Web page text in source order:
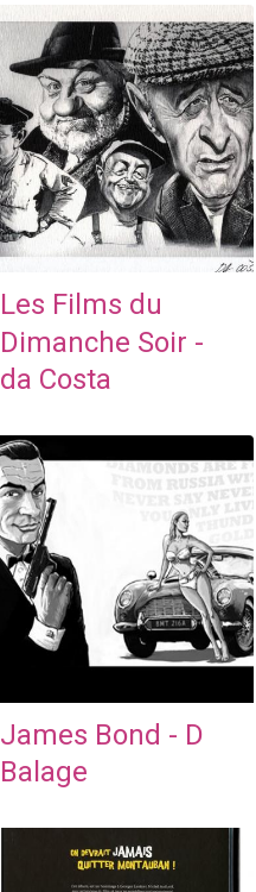
Les Films du
Dimanche Soir -
da Costa
James Bond - D
Balage